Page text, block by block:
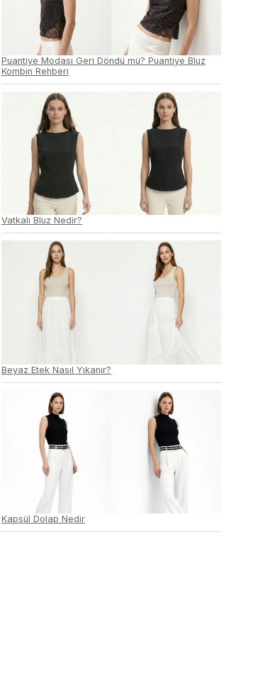
Puantiye Modası Geri Döndü mü? Puantiye Bluz
Kombin Rehberi
Vatkalı Bluz Nedir?
Beyaz Etek Nasıl Yıkanır?
Kapsül Dolap Nedir